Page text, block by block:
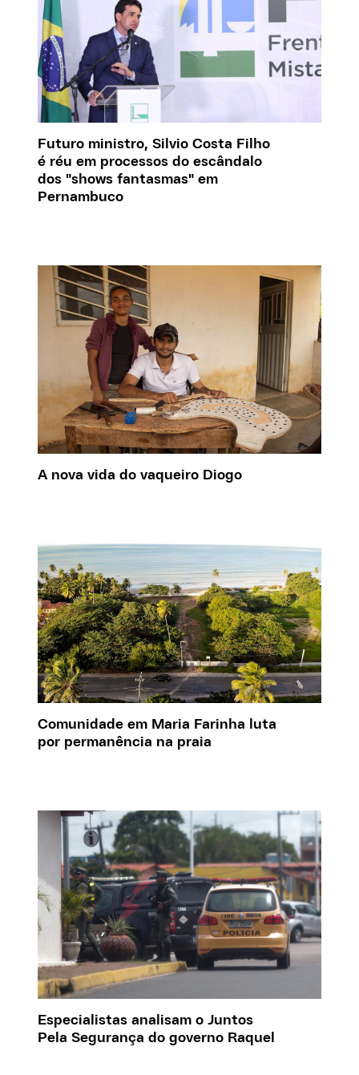
Futuro ministro, Silvio Costa Filho
é réu em processos do escândalo
dos "shows fantasmas" em
Pernambuco
A nova vida do vaqueiro Diogo
Comunidade em Maria Farinha luta
por permanência na praia
Especialistas analisam o Juntos
Pela Segurança do governo Raquel